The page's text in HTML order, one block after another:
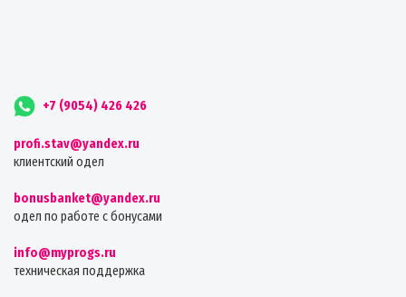
+7 (9054) 426 426
profi.stav@yandex.ru
клиентский одел
bonusbanket@yandex.ru
одел по работе с бонусами
info@myprogs.ru
техническая поддержка